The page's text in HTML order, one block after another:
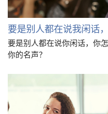
要是别人都在说我闲话
要是别人都在说你闲话，你
你的名声？